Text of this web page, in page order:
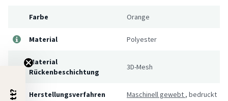
Farbe Orange
Material Polyester
Material
Rückenbeschichtung
3D-Mesh
Herstellungsverfahren Maschinell gewebt , bedruckt